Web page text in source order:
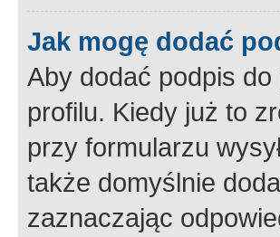
Jak mogę dodać
Aby dodać podpis
profilu. Kiedy już to
przy formularzu
także domyślnie
zaznaczając